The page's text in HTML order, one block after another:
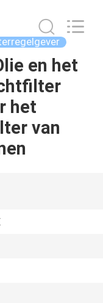
en het
het
van